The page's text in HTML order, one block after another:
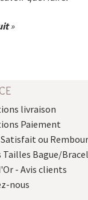
livraison
Paiement
ou
Tailles Bague/
- Avis clients
nous